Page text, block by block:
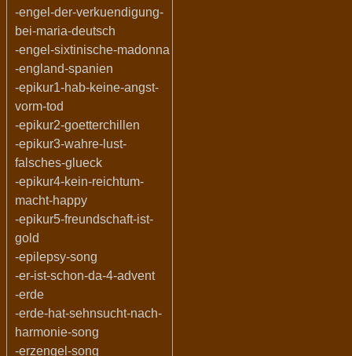
-engel-der-verkuendigung-
bei-maria-deutsch
-engel-sixtinische-madonna
-england-spanien
-epikur1-hab-keine-angst-
vorm-tod
-epikur2-goetterchillen
-epikur3-wahre-lust-
falsches-glueck
-epikur4-kein-reichtum-
macht-happy
-epikur5-freundschaft-ist-
gold
-epilepsy-song
-er-ist-schon-da-4-advent
-erde
-erde-hat-sehnsucht-nach-
harmonie-song
-erzengel-song